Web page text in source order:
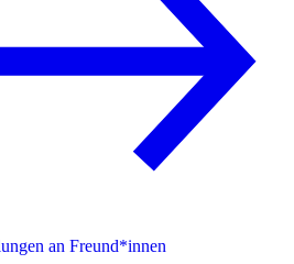
an Freund*innen